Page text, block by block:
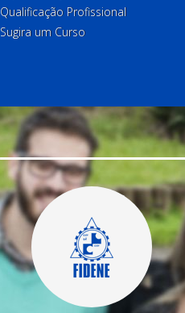
Qualificação Profissional
Sugira um Curso